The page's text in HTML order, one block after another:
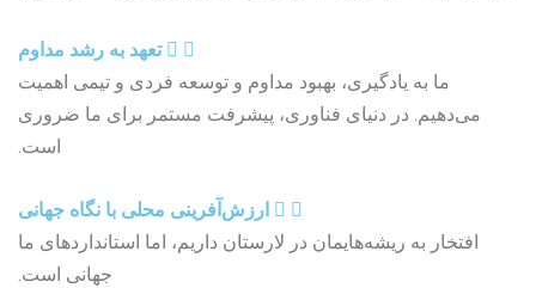
تعهد به رشد مداوم
ما به یادگیری، بهبود مداوم و توسعه فردی و تیمی اهمیت
می‌دهیم. در دنیای فناوری، پیشرفت مستمر برای ما ضروری
است.
ارزش‌آفرینی محلی با نگاه جهانی
افتخار به ریشه‌هایمان در لارستان داریم، اما استانداردهای ما
جهانی است.